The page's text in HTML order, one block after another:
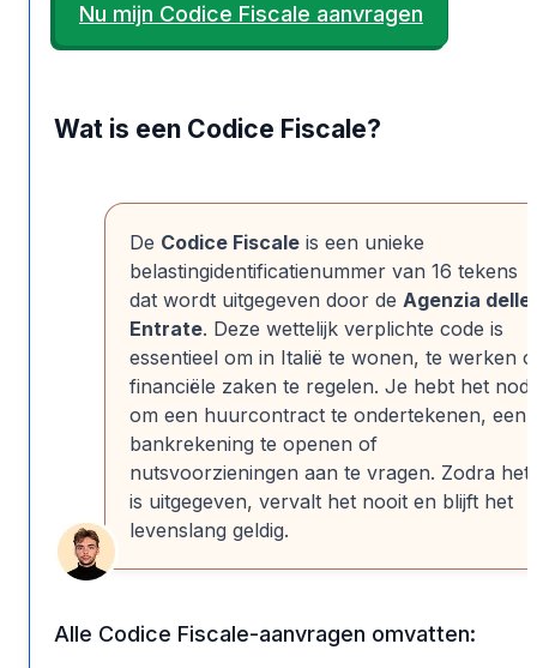
Nu mijn Codice Fiscale aanvragen
Wat is een Codice Fiscale?
De Codice Fiscale is een unieke
belastingidentificatienummer van 16 tekens
dat wordt uitgegeven door de Agenzia delle
Entrate. Deze wettelijk verplichte code is
essentieel om in Italië te wonen, te werken
financiële zaken te regelen. Je hebt het
om een huurcontract te ondertekenen, een
bankrekening te openen of
nutsvoorzieningen aan te vragen. Zodra het
is uitgegeven, vervalt het nooit en blijft het
levenslang geldig.
Alle Codice Fiscale-aanvragen omvatten: